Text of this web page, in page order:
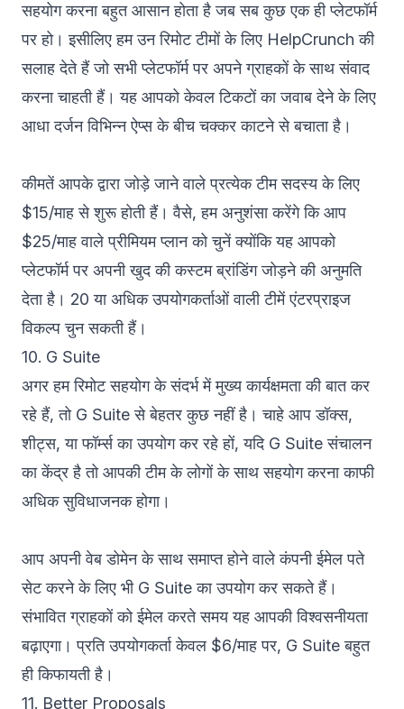
सहयोग करना बहुत आसान होता है जब सब कुछ एक ही प्लेटफॉर्म
पर हो। इसीलिए हम उन रिमोट टीमों के लिए HelpCrunch की
सलाह देते हैं जो सभी प्लेटफॉर्म पर अपने ग्राहकों के साथ संवाद
करना चाहती हैं। यह आपको केवल टिकटों का जवाब देने के लिए
आधा दर्जन विभिन्न ऐप्स के बीच चक्कर काटने से बचाता है।
कीमतें आपके द्वारा जोड़े जाने वाले प्रत्येक टीम सदस्य के लिए
$15/माह से शुरू होती हैं। वैसे, हम अनुशंसा करेंगे कि आप
$25/माह वाले प्रीमियम प्लान को चुनें क्योंकि यह आपको
प्लेटफॉर्म पर अपनी खुद की कस्टम ब्रांडिंग जोड़ने की अनुमति
देता है। 20 या अधिक उपयोगकर्ताओं वाली टीमें एंटरप्राइज
विकल्प चुन सकती हैं।
10. G Suite
अगर हम रिमोट सहयोग के संदर्भ में मुख्य कार्यक्षमता की बात कर
रहे हैं, तो G Suiteसे बेहतर कुछ नहीं है। चाहे आप डॉक्स,
शीट्स, या फॉर्म्स का उपयोग कर रहे हों, यदि G Suite संचालन
का केंद्र है तो आपकी टीम के लोगों के साथ सहयोग करना काफी
अधिक सुविधाजनक होगा।
आप अपनी वेब डोमेन के साथ समाप्त होने वाले कंपनी ईमेल पते
सेट करने के लिए भी G Suite का उपयोग कर सकते हैं।
संभावित ग्राहकों को ईमेल करते समय यह आपकी विश्वसनीयता
बढ़ाएगा। प्रति उपयोगकर्ता केवल $6/माह पर, G Suite बहुत
ही किफायती है।
11. Better Proposals